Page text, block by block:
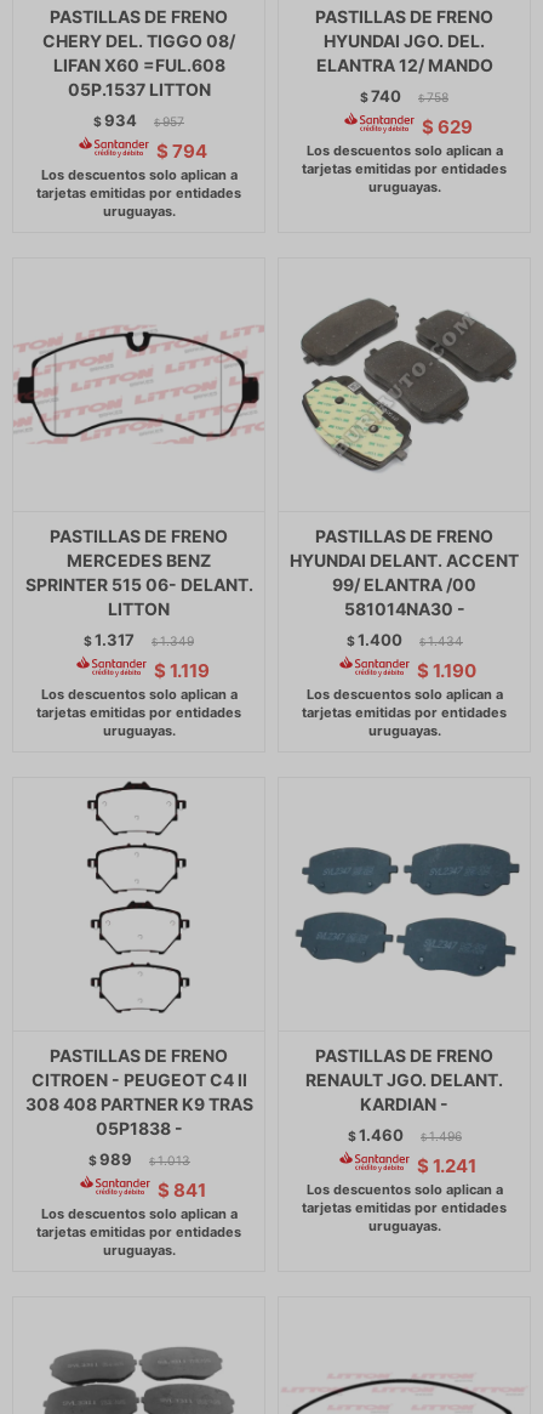
PASTILLAS DE FRENO
CHERY DEL. TIGGO 08/
LIFAN X60 =FUL.608
05P.1537 LITTON
$934 $ 957
$ 794
PASTILLAS DE FRENO
HYUNDAI JGO. DEL.
ELANTRA 12/ MANDO
$740 $ 758
$ 629
PASTILLAS DE FRENO
MERCEDES BENZ
SPRINTER 515 06- DELANT.
LITTON
$1.317 $ 1.349
$ 1.119
PASTILLAS DE FRENO
HYUNDAI DELANT. ACCENT
99/ ELANTRA /00
581014NA30 -
$1.400 $ 1.434
$ 1.190
PASTILLAS DE FRENO
CITROEN - PEUGEOT C4 II
308 408 PARTNER K9 TRAS
05P1838 -
$989 $ 1.013
$ 841
PASTILLAS DE FRENO
RENAULT JGO. DELANT.
KARDIAN -
$1.460 $ 1.496
$ 1.241